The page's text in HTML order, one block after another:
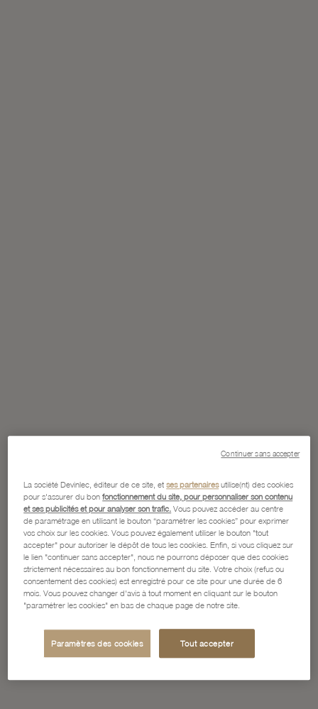
La société Devinlec, éditeur de ce site, etses partenairesutilise(nt) des cookies
pour s'assurer du bonfonctionnement du site, pour personnaliser son contenu
et ses publicités et pour analyser son trafic. Vous pouvez accéder au centre
de paramétrage en utilisant le bouton “paramétrer les cookies” pour exprimer
vos choix sur les cookies. Vous pouvez également utiliser le bouton "tout
accepter" pour autoriser le dépôt de tous les cookies. Enfin, si vous cliquez sur
le lien "continuer sans accepter", nous ne pourrons déposer que des cookies
strictement nécessaires au bon fonctionnement du site. Votre choix (refus ou
consentement des cookies) est enregistré pour ce site pour une durée de 6
mois. Vous pouvez changer d'avis à tout moment en cliquant sur le bouton
"paramétrer les cookies" en bas de chaque page de notre site.
Paramètres des cookies Tout accepter
Continuer sans accepter